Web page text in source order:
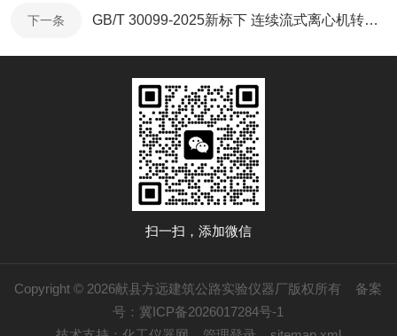
下一条 GB/T 30099-2025新标下 连续流式离心机转鼓动平衡校验的技术规范与实操要点
扫一扫，添加微信
Copyright © 2026献县方远建筑公路实验仪器厂版权所有 备案
号：冀ICP备2026017284号-1